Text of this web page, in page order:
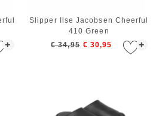
+ +
Slipper Ilse Jacobsen Cheerful
410 Green
€ 34,95 € 30,95